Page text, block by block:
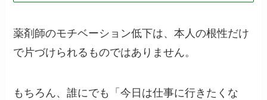
薬剤師のモチベーション低下は、本人の根性だけ
で片づけられるものではありません。
もちろん、誰にでも「今日は仕事に行きたくな